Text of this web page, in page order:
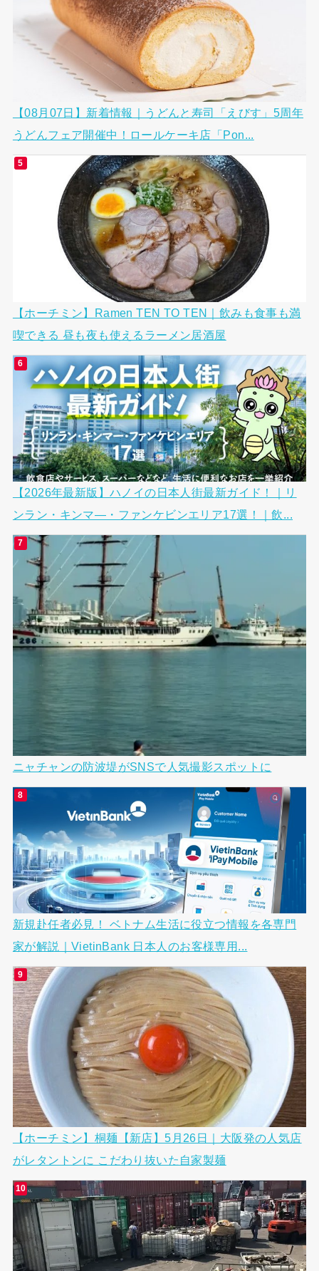
【08月07日】新着情報｜うどんと寿司「えびす」5周年
うどんフェア開催中！ロールケーキ店「Pon...
【ホーチミン】Ramen TEN TO TEN｜飲みも食事も満
喫できる 昼も夜も使えるラーメン居酒屋
【2026年最新版】ハノイの日本人街最新ガイド！｜リ
ンラン・キンマ―・ファンケビンエリア17選！｜飲...
ニャチャンの防波堤がSNSで人気撮影スポットに
新規赴任者必見！ ベトナム生活に役立つ情報を各専門
家が解説｜VietinBank 日本人のお客様専用...
【ホーチミン】桐麺【新店】5月26日｜大阪発の人気店
がレタントンに こだわり抜いた自家製麺